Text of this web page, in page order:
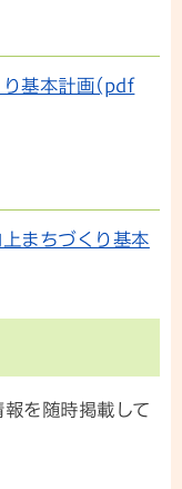
り基本計画(pdf
まちづくり基本
を随時掲載して